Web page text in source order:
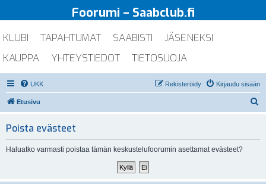
Foorumi – Saabclub.fi
KLUBI TAPAHTUMAT SAABISTI
JÄSENEKSI
KAUPPA
YHTEYSTIEDOT TIETOSUOJA
UKK Kirjaudu sisään
Rekisteröidy
Etusivu
Poista evästeet
Haluatko varmasti poistaa tämän keskustelufoorumin asettamat evästeet?